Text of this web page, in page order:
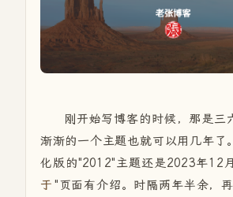
刚开始写博客的时候，那是三
渐渐的一个主题也就可以用几年了
化版的"2012"主题还是2023年12
于 "页面有介绍。时隔两年半余，